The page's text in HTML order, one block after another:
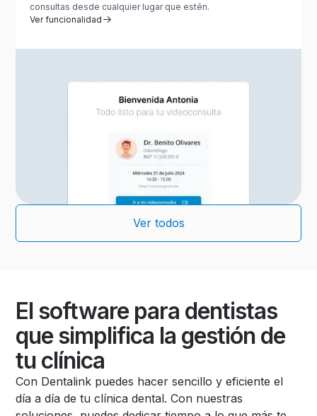
consultas desde cualquier lugar que estén.
Ver funcionalidad
Ver todos
El software para dentistas
que simplifica la gestión de
tu clínica
Con Dentalink puedes hacer sencillo y eficiente el
día a día de tu clínica dental. Con nuestras